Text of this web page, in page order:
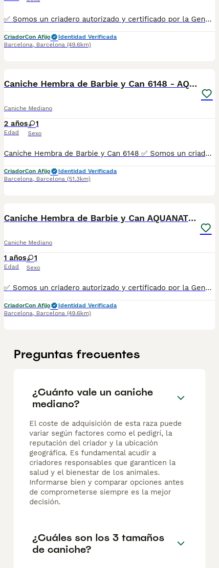
✅ Somos un criadero autorizado y certificado por la Generalitat de Catalunya. PARA MÁS INFORMACIÓN: ☎️ 933095977 📱 685878504 / 674320847 💻 www.aquanatura.es 🚙 Hacemos envíos 📌 Calle Roger de Flor 45, muy cerca del Arc de Triomf de Barcelona, de Lunes a Sábados. Se entregan con la mayoría de sus vacunas, desparasitados interna y externamente, con microchip y su registro, cartilla sanitaria y contrato de garantías, bajo la supervisión de nuestro equipo veterinario. AQUANATURA
CriadorCon Afijo
Identidad Verificada
Barcelona, Barcelona (49.6km)
Caniche Hembra de Barbie y Can 6148 - AQUANATURA
Caniche Mediano
2 años
Edad
1
Sexo
Caniche Hembra de Barbie y Can 6148 ✅ Somos un criadero autorizado y certificado por la Generalitat de Catalunya. 📌 Roger de Flor 45, muy cerca del Arc de Triomf de Barcelona, de Lunes a Sábados, desde las 10h hasta las 21:00h. MAS INFO ☎️ 933095977 📱 685878504 FOTOS Y VIDEOS 💻 www.aquanatura.es 🚙 HACEMOS ENVIOS Se entregan vacunados, desparasitados interna y externamente, con microchip y su registro, con cartilla sanitaria y contrato de garantías, bajo la supervisión de nuestro equipo veterinario.
CriadorCon Afijo
Identidad Verificada
Barcelona, Barcelona (51.3km)
Caniche Hembra de Barbie y Can AQUANATURA
Caniche Mediano
1 años
Edad
1
Sexo
✅ Somos un criadero autorizado y certificado por la Generalitat de Catalunya. PARA MÁS INFORMACIÓN: ☎️ 933095977 📱 685878504 / 674320847 💻 www.aquanatura.es 🚙 Hacemos envíos 📌 Calle Roger de Flor 45, muy cerca del Arc de Triomf de Barcelona, de Lunes a Sábados. Se entregan con la mayoría de sus vacunas, desparasitados interna y externamente, con microchip y su registro, cartilla sanitaria y contrato de garantías, bajo la supervisión de nuestro equipo veterinario. AQUANATURA
CriadorCon Afijo
Identidad Verificada
Barcelona, Barcelona (49.6km)
Preguntas frecuentes
¿Cuánto vale un caniche
mediano?
El coste de adquisición de esta raza puede
variar según factores como el pedigrí, la
reputación del criador y la ubicación
geográfica. Es fundamental acudir a
criadores responsables que garanticen la
salud y el bienestar de los animales.
Informarse bien y comparar opciones antes
de comprometerse siempre es la mejor
decisión.
¿Cuáles son los 3 tamaños
de caniche?